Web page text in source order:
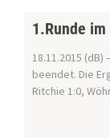
1.Runde
18.11.2015
beendet. Die
Ritchie 1:0,